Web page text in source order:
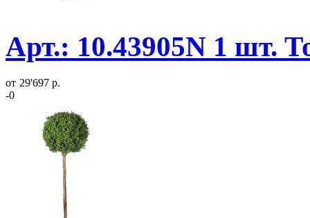
Арт.: 10.43905N 1 шт.
от 29'697 р.
-0